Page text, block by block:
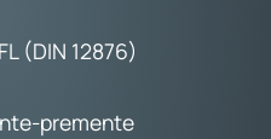
(DIN 12876)
premente